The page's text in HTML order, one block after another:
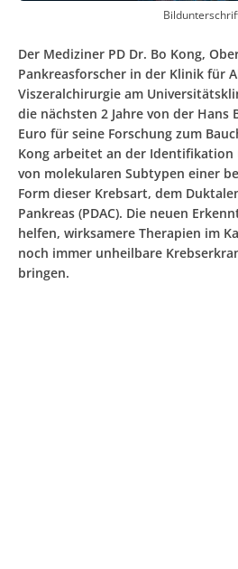
Der Mediziner PD Dr. Bo Kong,
Pankreasforscher in der Klinik für
Viszeralchirurgie am
die nächsten 2 Jahre von der Hans
Euro für seine Forschung zum
Kong arbeitet an der
von molekularen Subtypen einer
Form dieser Krebsart, dem
Pankreas (PDAC). Die neuen
helfen, wirksamere Therapien im
noch immer unheilbare
bringen.